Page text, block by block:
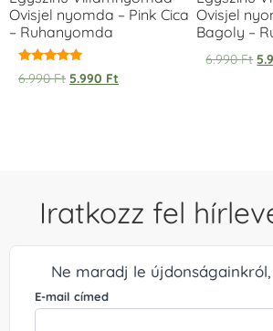
Ovisjel nyomda – Pink Cica
– Ruhanyomda
Értékelés:
5.00
6.990Ft 5.990 Ft
Ovisjel
Bagoly –
6.990Ft
Iratkozz fel
Ne maradj le
E-mail címed